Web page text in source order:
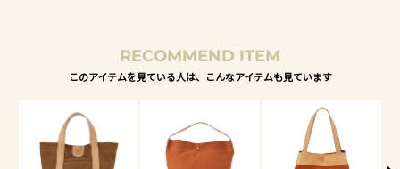
RECOMMEND ITEM
このアイテムを見ている人は、こんなアイテムも見ています